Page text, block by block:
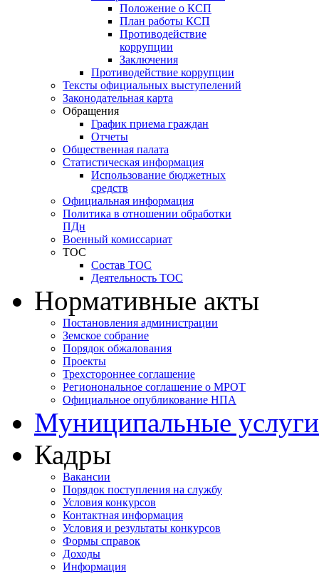
Положение о КСП
План работы КСП
Противодействие
коррупции
Заключения
Противодействие коррупции
Тексты официальных выступелений
Законодательная карта
Обращения
График приема граждан
Отчеты
Общественная палата
Статистическая информация
Использование бюджетных
средств
Официальная информация
Политика в отношении обработки
ПДн
Военный комиссариат
ТОС
Состав ТОС
Деятельность ТОС
Нормативные акты
Постановления администрации
Земское собрание
Порядок обжалования
Проекты
Трехстороннее соглашение
Регионональное соглашение о МРОТ
Официальное опубликование НПА
Муниципальные услуги
Кадры
Вакансии
Порядок поступления на службу
Условия конкурсов
Контактная информация
Условия и результаты конкурсов
Формы справок
Доходы
Информация